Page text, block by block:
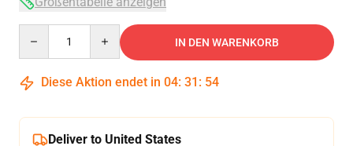
IN DEN WARENKORB
Diese Aktion endet in 04: 31 : 54
Deliver to United States